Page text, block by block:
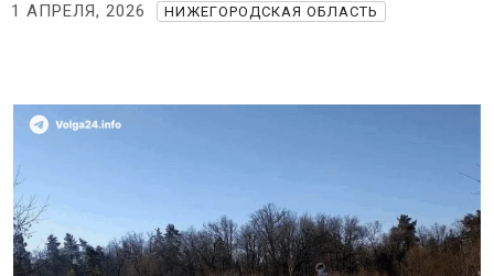
1 АПРЕЛЯ, 2026 НИЖЕГОРОДСКАЯ ОБЛАСТЬ